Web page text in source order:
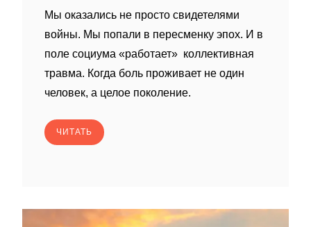
Мы оказались не просто свидетелями
войны. Мы попали в пересменку эпох. И в
поле социума «работает» коллективная
травма. Когда боль проживает не один
человек, а целое поколение.
ЧИТАТЬ